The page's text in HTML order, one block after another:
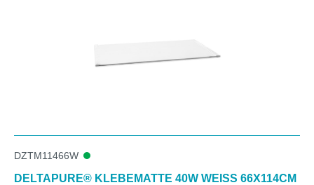
DZTM11466W
DELTAPURE® KLEBEMATTE 40W WEISS 66X114CM